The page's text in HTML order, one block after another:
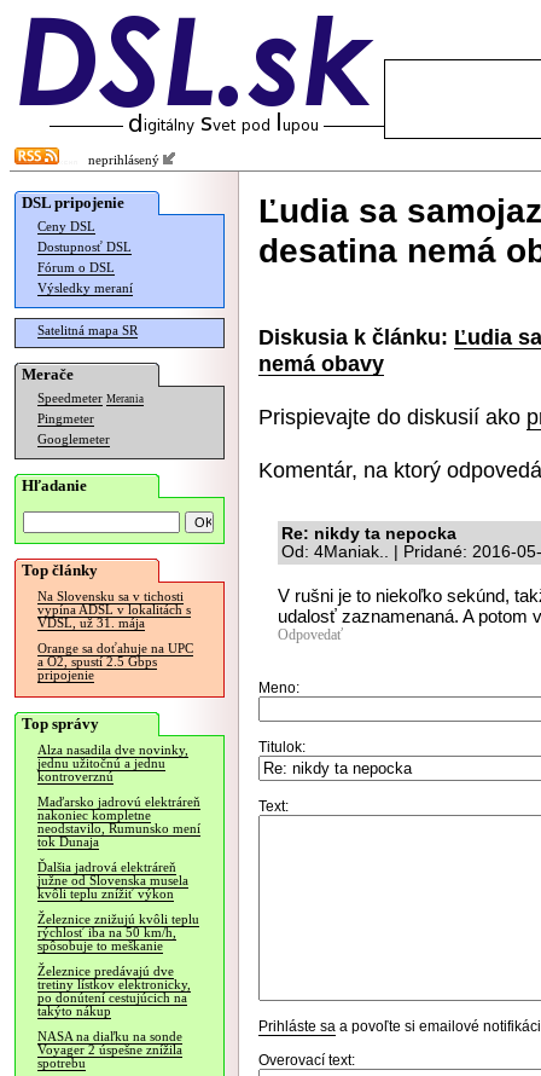
neprihlásený
DSL pripojenie
Ceny DSL
Dostupnosť DSL
Fórum o DSL
Výsledky meraní
Satelitná mapa SR
Merače
Speedmeter Merania
Pingmeter
Googlemeter
Hľadanie
Top články
Na Slovensku sa v tichosti
vypína ADSL v lokalitách s
VDSL, už 31. mája
Orange sa doťahuje na UPC
a O2, spustí 2.5 Gbps
pripojenie
Top správy
Alza nasadila dve novinky,
jednu užitočnú a jednu
kontroverznú
Maďarsko jadrovú elektráreň
nakoniec kompletne
neodstavilo, Rumunsko mení
tok Dunaja
Ďalšia jadrová elektráreň
južne od Slovenska musela
kvôli teplu znížiť výkon
Železnice znižujú kvôli teplu
rýchlosť iba na 50 km/h,
spôsobuje to meškanie
Železnice predávajú dve
tretiny lístkov elektronicky,
po donútení cestujúcich na
takýto nákup
NASA na diaľku na sonde
Voyager 2 úspešne znížila
spotrebu
Ľudia sa
desatina nemá
Diskusia k článku: Ľudia
nemá obavy
Prispievajte do diskusií ako
Komentár, na ktorý
Re: nikdy ta nepocka
Od: 4Maniak.. | Pridané: 2016-
V rušni je to niekoľko sekúnd,
udalosť zaznamenaná. A potom
Odpovedať
Meno:
Titulok:
Text:
Prihláste sa a povoľte si emailové
Overovací text: